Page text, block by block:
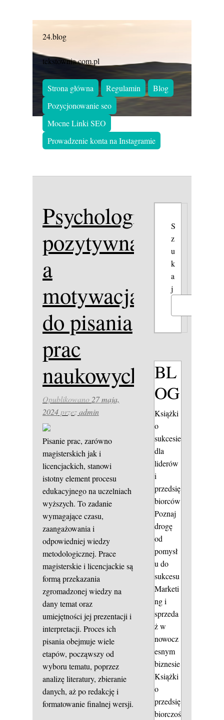
24.blog
tekstownia.com.pl
Strona główna Regulamin
Blog
Pozycjonowanie seo
Mocne Linki SEO
Prowadzenie konta na Instagramie
Psychologia
pozytywna
a
motywacja
do pisania
prac
naukowych
Opublikowano 27 maja,
2024przezadmin
Pisanie prac, zarówno
magisterskich jak i
licencjackich, stanowi
istotny element procesu
edukacyjnego na uczelniach
wyższych. To zadanie
wymagające czasu,
zaangażowania i
odpowiedniej wiedzy
metodologicznej. Prace
magisterskie i licencjackie są
formą przekazania
zgromadzonej wiedzy na
dany temat oraz
umiejętności jej prezentacji i
interpretacji. Proces ich
pisania obejmuje wiele
etapów, począwszy od
wyboru tematu, poprzez
analizę literatury, zbieranie
danych, aż po redakcję i
formatowanie finalnej wersji.
S
z
u
k
a
j
BL
OG
Książki
o
sukcesie
dla
liderów
i
przedsię
biorców
Poznaj
drogę
od
pomysł
u do
sukcesu
Marketi
ng i
sprzeda
ż w
nowocz
esnym
biznesie
Książki
o
przedsię
biorczoś